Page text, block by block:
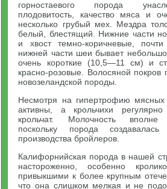
горностаевого порода
плодовитость, качество мяса и
несколько грубый мех. Мездра
белый, блестящий. Нижние части
и хвост темно-коричневые,
нижней части шеи бывает
очень короткие (10,5—11 см) и
красно-розовые. Волосяной
новозеландской породы.
Несмотря на гипертрофию
активны, а крольчихи
крольчат. Молочность вполне
поскольку порода
производства бройлеров.
Калифорнийская порода в нашей
настороженно, особенно
привыкшими к более крупным
что она слишком мелкая и не